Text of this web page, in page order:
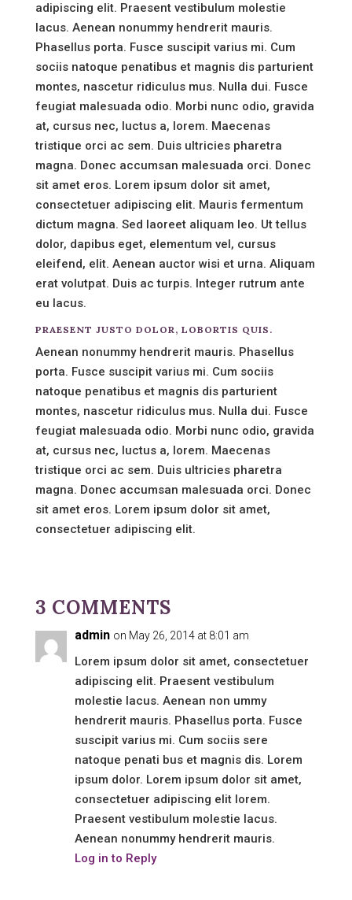
adipiscing elit. Praesent vestibulum molestie
lacus. Aenean nonummy hendrerit mauris.
Phasellus porta. Fusce suscipit varius mi. Cum
sociis natoque penatibus et magnis dis parturient
montes, nascetur ridiculus mus. Nulla dui. Fusce
feugiat malesuada odio. Morbi nunc odio, gravida
at, cursus nec, luctus a, lorem. Maecenas
tristique orci ac sem. Duis ultricies pharetra
magna. Donec accumsan malesuada orci. Donec
sit amet eros. Lorem ipsum dolor sit amet,
consectetuer adipiscing elit. Mauris fermentum
dictum magna. Sed laoreet aliquam leo. Ut tellus
dolor, dapibus eget, elementum vel, cursus
eleifend, elit. Aenean auctor wisi et urna. Aliquam
erat volutpat. Duis ac turpis. Integer rutrum ante
eu lacus.
PRAESENT JUSTO DOLOR, LOBORTIS QUIS.
Aenean nonummy hendrerit mauris. Phasellus
porta. Fusce suscipit varius mi. Cum sociis
natoque penatibus et magnis dis parturient
montes, nascetur ridiculus mus. Nulla dui. Fusce
feugiat malesuada odio. Morbi nunc odio, gravida
at, cursus nec, luctus a, lorem. Maecenas
tristique orci ac sem. Duis ultricies pharetra
magna. Donec accumsan malesuada orci. Donec
sit amet eros. Lorem ipsum dolor sit amet,
consectetuer adipiscing elit.
3 COMMENTS
admin on May 26, 2014 at 8:01 am
Lorem ipsum dolor sit amet, consectetuer
adipiscing elit. Praesent vestibulum
molestie lacus. Aenean non ummy
hendrerit mauris. Phasellus porta. Fusce
suscipit varius mi. Cum sociis sere
natoque penati bus et magnis dis. Lorem
ipsum dolor. Lorem ipsum dolor sit amet,
consectetuer adipiscing elit lorem.
Praesent vestibulum molestie lacus.
Aenean nonummy hendrerit mauris.
Log in to Reply